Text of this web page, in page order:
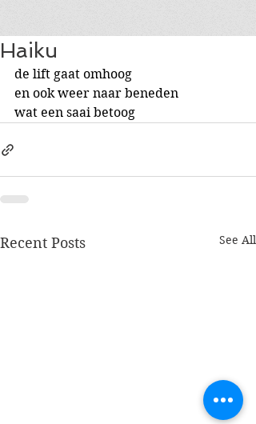
Haiku
de lift gaat omhoog
en ook weer naar beneden
wat een saai betoog
Recent Posts See All